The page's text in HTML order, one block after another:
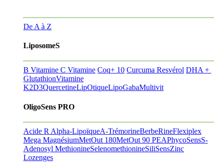
De A à Z
LiposomeS
B Vitamine C Vitamine Coq+ 10 Curcuma Resvérol DHA +
GlutathionVitamine
K2D3QuercetineLipOtiqueLipoGabaMultivit
OligoSens PRO
Acide R Alpha-LipoïqueA-TrémorineBerbeRineFlexiplex
Mega MagnésiumMetOut 180MetOut 90 PEAPhycoSensS-
Adenosyl MethionineSelenomethionineSiliSensZinc
Lozenges